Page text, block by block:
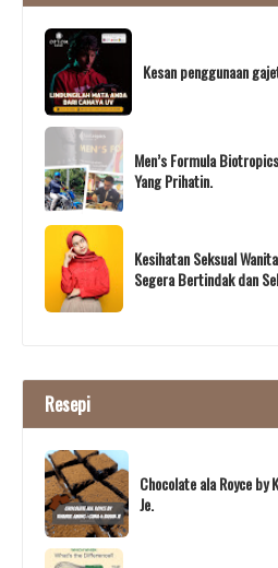
Kesan penggunaan
Men’s Formula
Yang Prihatin.
Kesihatan Seksual
Segera Bertindak dan
Resepi
Chocolate ala Royce by
Je.